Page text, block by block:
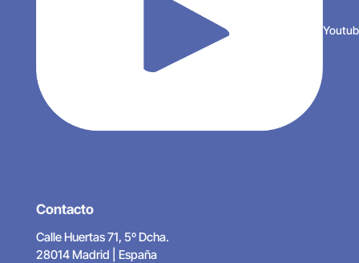
Contacto
Calle Huertas 71, 5º Dcha.
28014 Madrid | España